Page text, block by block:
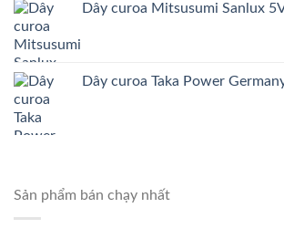
Dây curoa Mitsusumi Sanlux
Dây curoa Taka Power
Sản phẩm bán chạy nhất